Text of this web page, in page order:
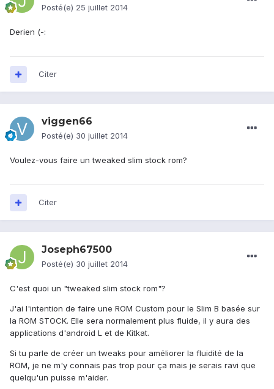
Posté(e) 25 juillet 2014
Derien (-:
Citer
viggen66
Posté(e) 30 juillet 2014
Voulez-vous faire un tweaked slim stock rom?
Citer
Joseph67500
Posté(e) 30 juillet 2014
C'est quoi un "tweaked slim stock rom"?
J'ai l'intention de faire une ROM Custom pour le Slim B basée sur
la ROM STOCK. Elle sera normalement plus fluide, il y aura des
applications d'android L et de Kitkat.
Si tu parle de créer un tweaks pour améliorer la fluidité de la
ROM, je ne m'y connais pas trop pour ça mais je serais ravi que
quelqu'un puisse m'aider.